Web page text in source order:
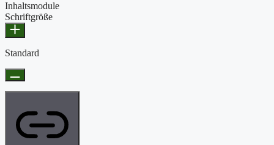
Inhaltsmodule
Schriftgröße
Standard